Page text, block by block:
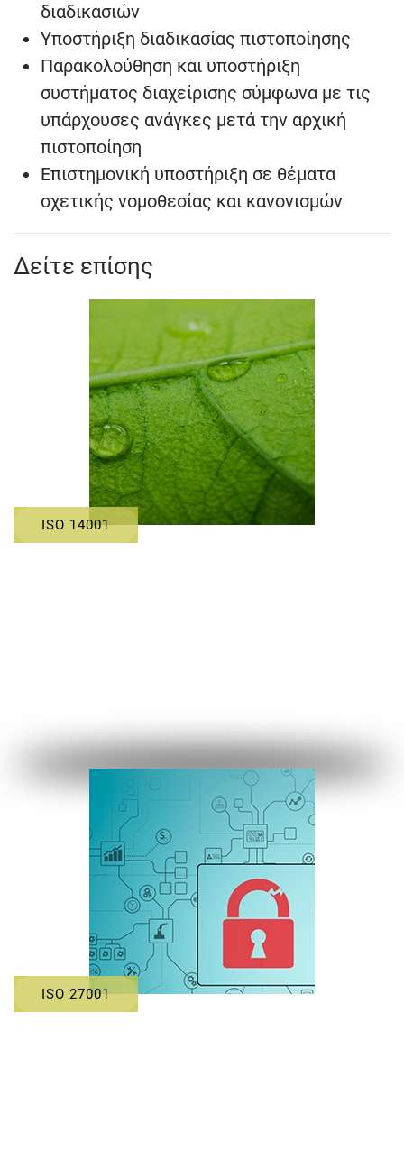
διαδικασιών
Υποστήριξη διαδικασίας πιστοποίησης
Παρακολούθηση και υποστήριξη
συστήματος διαχείρισης σύμφωνα με τις
υπάρχουσες ανάγκες μετά την αρχική
πιστοποίηση
Επιστημονική υποστήριξη σε θέματα
σχετικής νομοθεσίας και κανονισμών
Δείτε επίσης
ISO 14001
ISO 27001